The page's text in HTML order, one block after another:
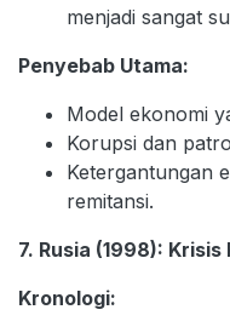
menjadi sangat
Penyebab Utama:
Model ekonomi
Korupsi dan
Ketergantungan
remitansi.
7. Rusia (1998):
Kronologi: